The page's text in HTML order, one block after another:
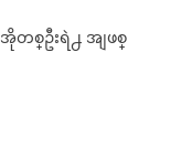
တစ္ဦးရဲ႕ အျဖစ္